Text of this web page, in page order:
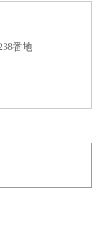
番地